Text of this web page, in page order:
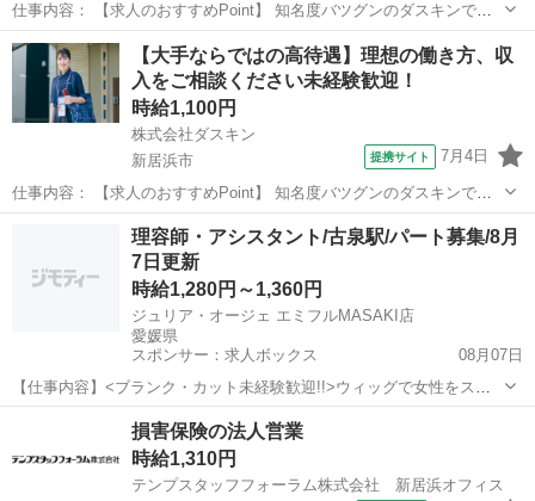
仕事内容： 【求人のおすすめPoint】 知名度バツグンのダスキンでお
仕事 未経験OK！研修充実！定着率90％以上 無理な営業やノルマはあ
りません 頑張った分だけ稼げる完全出来高制 基本直行直帰でOK！私
生活とも両立可能 扶...
愛媛 松山市 本町六丁目駅 営業
【大手ならではの高待遇】理想の働き方、収
入をご相談ください未経験歓迎！
時給1,100円
株式会社ダスキン
新居浜市
提携サイト 7月4日
仕事内容： 【求人のおすすめPoint】 知名度バツグンのダスキンでお
仕事 未経験OK！研修充実！定着率90％以上 無理な営業やノルマはあ
りません ご家族都合の急なお休みも対応可能 扶養控除内や副業・Ｗワ
ークもOK 働く時間...
新居浜市 営業
理容師・アシスタント/古泉駅/パート募集/8月
7日更新
時給1,280円～1,360円
ジュリア・オージェ エミフルMASAKI店
愛媛県
スポンサー：求人ボックス
08月07日
【仕事内容】<ブランク・カット未経験歓迎!!>ウィッグで女性をステ
キに変身させるお仕事です <募集職種> 理容師 <仕事内容> ファッショ
ンウィッグの接客・販売 ファッションウィッグを使用したヘアスタイ
ルの ご提案だけでなく、 時...
アルバイト・パート
損害保険の法人営業
時給1,310円
テンプスタッフフォーラム株式会社 新居浜オフィス